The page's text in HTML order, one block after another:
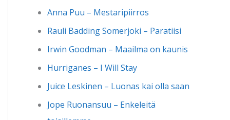
Anna Puu – Mestaripiirros
Rauli Badding Somerjoki – Paratiisi
Irwin Goodman – Maailma on kaunis
Hurriganes – I Will Stay
Juice Leskinen – Luonas kai olla saan
Jope Ruonansuu – Enkeleitä